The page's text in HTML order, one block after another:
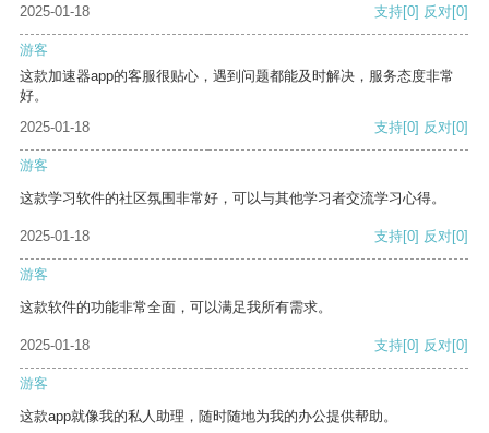
2025-01-18
支持[0] 反对[0]
游客
这款加速器app的客服很贴心，遇到问题都能及时解决，服务态度非常
好。
2025-01-18
支持[0] 反对[0]
游客
这款学习软件的社区氛围非常好，可以与其他学习者交流学习心得。
2025-01-18 支持[0] 反对[0]
游客
这款软件的功能非常全面，可以满足我所有需求。
2025-01-18 支持[0] 反对[0]
游客
这款app就像我的私人助理，随时随地为我的办公提供帮助。